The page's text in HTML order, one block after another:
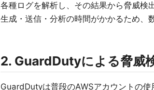
各種ログを解析し、その結果から脅威検
生成・送信・分析の時間がかかるため、
2. GuardDutyによる脅威
GuardDutyは普段のAWSアカウントの使